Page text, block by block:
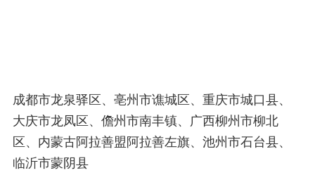
成都市龙泉驿区、亳州市谯城区、重庆市城口县、
大庆市龙凤区、儋州市南丰镇、广西柳州市柳北
区、内蒙古阿拉善盟阿拉善左旗、池州市石台县、
临沂市蒙阴县